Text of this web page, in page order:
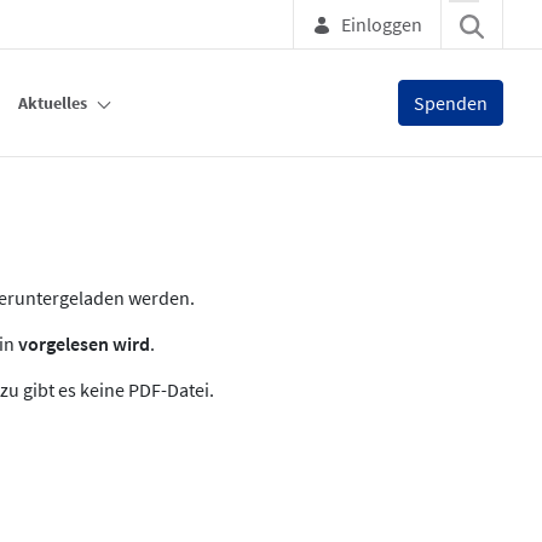
Einloggen
Aktuelles Spenden
werden.
vorgelesen wird.
gibt es keine PDF-Datei.